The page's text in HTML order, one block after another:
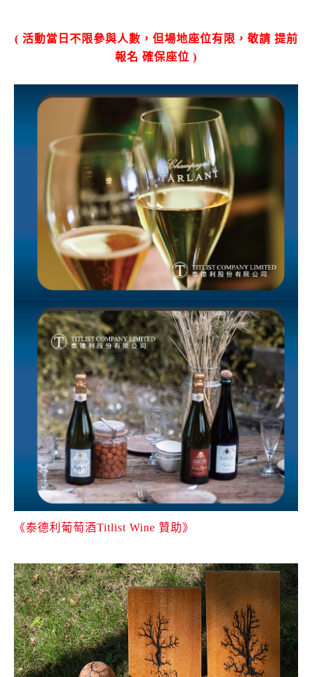
( 活動當日不限參與人數，但場地座位有限，敬請 提前
報名 確保座位 )
《泰德利葡萄酒Titlist Wine 贊助》